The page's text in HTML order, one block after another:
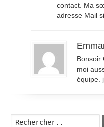
contact. Ma
adresse Mail
Bonsoir
moi
équipe.